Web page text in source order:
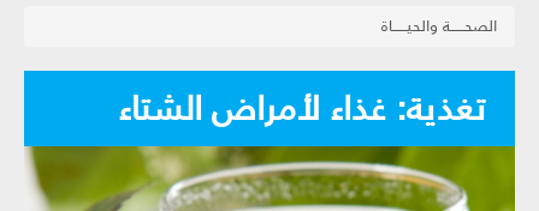
الصحــــــة والحيــــــاة
تغذية: غذاء لأمراض الشتاء